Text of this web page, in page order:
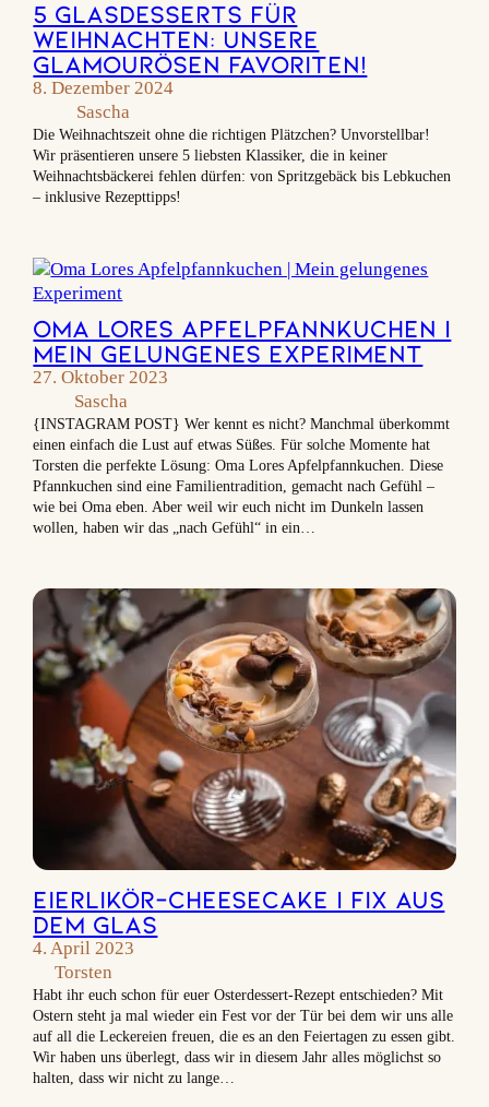
5 Glasdesserts für
Weihnachten: Unsere
glamourösen Favoriten!
8. Dezember 2024
Sascha
Die Weihnachtszeit ohne die richtigen Plätzchen? Unvorstellbar!
Wir präsentieren unsere 5 liebsten Klassiker, die in keiner
Weihnachtsbäckerei fehlen dürfen: von Spritzgebäck bis Lebkuchen
– inklusive Rezepttipps!
Oma Lores Apfelpfannkuchen |
Mein gelungenes Experiment
27. Oktober 2023
Sascha
{INSTAGRAM POST} Wer kennt es nicht? Manchmal überkommt
einen einfach die Lust auf etwas Süßes. Für solche Momente hat
Torsten die perfekte Lösung: Oma Lores Apfelpfannkuchen. Diese
Pfannkuchen sind eine Familientradition, gemacht nach Gefühl –
wie bei Oma eben. Aber weil wir euch nicht im Dunkeln lassen
wollen, haben wir das „nach Gefühl“ in ein…
Eierlikör-Cheesecake | Fix aus
dem Glas
4. April 2023
Torsten
Habt ihr euch schon für euer Osterdessert-Rezept entschieden? Mit
Ostern steht ja mal wieder ein Fest vor der Tür bei dem wir uns alle
auf all die Leckereien freuen, die es an den Feiertagen zu essen gibt.
Wir haben uns überlegt, dass wir in diesem Jahr alles möglichst so
halten, dass wir nicht zu lange…